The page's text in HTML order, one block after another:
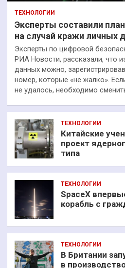
ТЕХНОЛОГИИ
Эксперты составили
на случай кражи личных
Эксперты по цифровой
РИА Новости, рассказали, что
данных можно,
номер, которые «не жалко».
не удалось, необходимо
ТЕХНОЛОГИИ
Китайские
проект
типа
ТЕХНОЛОГИИ
SpaceX
корабль с
ТЕХНОЛОГИИ
В Британии
в